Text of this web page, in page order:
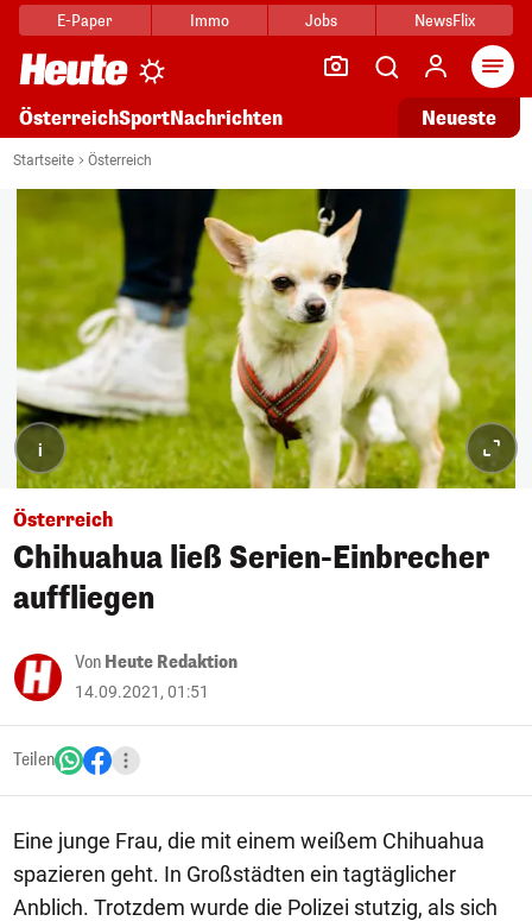
E-Paper Immo Jobs NewsFlix
ÖsterreichSportNachrichten Neueste
Startseite Österreich
i
Österreich
Chihuahua ließ Serien-Einbrecher
auffliegen
Von Heute Redaktion
14.09.2021, 01:51
Teilen
Eine junge Frau, die mit einem weißem Chihuahua
spazieren geht. In Großstädten ein tagtäglicher
Anblich. Trotzdem wurde die Polizei stutzig, als sich